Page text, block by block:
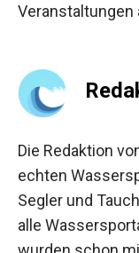
Veranstaltungen
Die Redaktion
echten
Segler und
alle